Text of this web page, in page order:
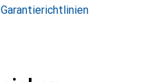
Garantierichtlinien